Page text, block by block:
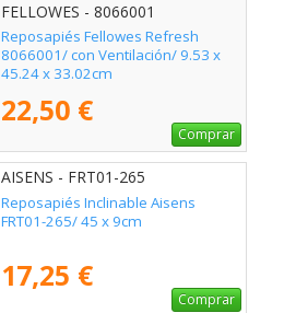
FELLOWES - 8066001
Reposapiés Fellowes Refresh
8066001/ con Ventilación/ 9.53 x
45.24 x 33.02cm
22,50 €
Comprar
AISENS - FRT01-265
Reposapiés Inclinable Aisens
FRT01-265/ 45 x 9cm
17,25 €
Comprar